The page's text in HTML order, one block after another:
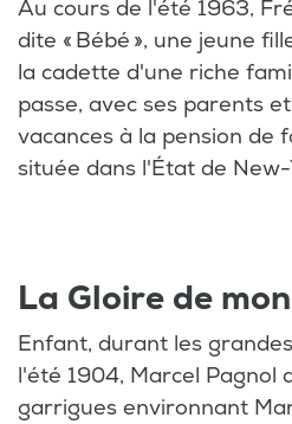
Au cours de l'été 1963,
dite « Bébé », une jeune
la cadette d'une riche
passe, avec ses parents
vacances à la pension de
située dans l'État de New-
La Gloire de
Enfant, durant les
l'été 1904, Marcel Pagnol
garrigues environnant